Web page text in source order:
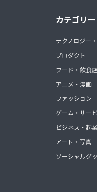
カテゴリー
テクノロジー
プロダクト
フード・飲食店
アニメ・漫画
ファッション
ゲーム・サー
ビジネス・起業
アート・写真
ソーシャルグ